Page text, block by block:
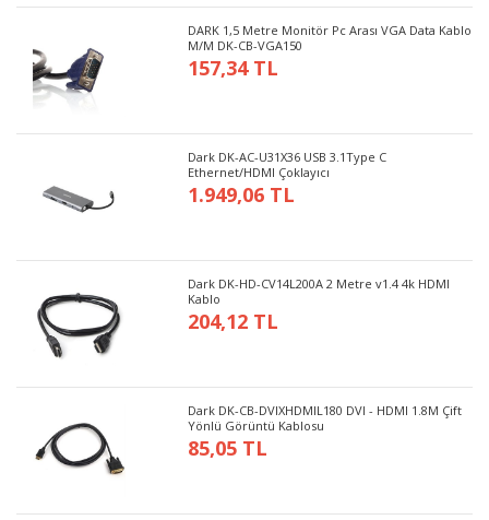
DARK 1,5 Metre Monitör Pc Arası VGA Data Kablo
M/M DK-CB-VGA150
157,34 TL
Dark DK-AC-U31X36 USB 3.1Type C
Ethernet/HDMI Çoklayıcı
1.949,06 TL
Dark DK-HD-CV14L200A 2 Metre v1.4 4k HDMI
Kablo
204,12 TL
Dark DK-CB-DVIXHDMIL180 DVI - HDMI 1.8M Çift
Yönlü Görüntü Kablosu
85,05 TL